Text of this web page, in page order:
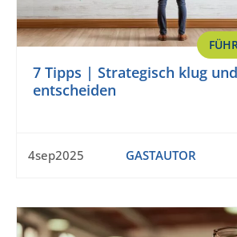
7 Tipps | Strategisch klug
entscheiden
4sep2025 GASTAUTOR